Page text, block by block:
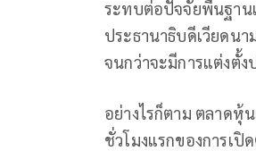
ระทบต่อปัจจัยพื้นฐาน
ประธานาธิบดีเวียดน
จนกว่าจะมีการแต่งตั้
อย่างไรก็ตาม ตลาดหุ้
ชั่วโมงแรกของการเ